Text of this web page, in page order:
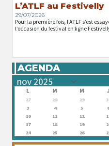
L’ATLF au Festivelly
29/07/2026
Pour la première fois, l’ATLF s’est
l’occasion du festival en ligne
AGENDA
L M M J
27 28 29
3
4 5
10
11 12
17
18 19
24
25 26